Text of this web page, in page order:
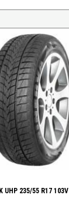
UHP 235/55 R17 103V